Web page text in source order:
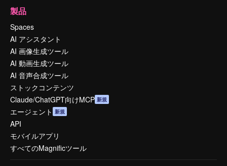
製品
Spaces
AI アシスタント
AI 画像生成ツール
AI 動画生成ツール
AI 音声合成ツール
ストックコンテンツ
Claude/ChatGPT向けMCP 新規
エージェント 新規
API
モバイルアプリ
すべてのMagnificツール